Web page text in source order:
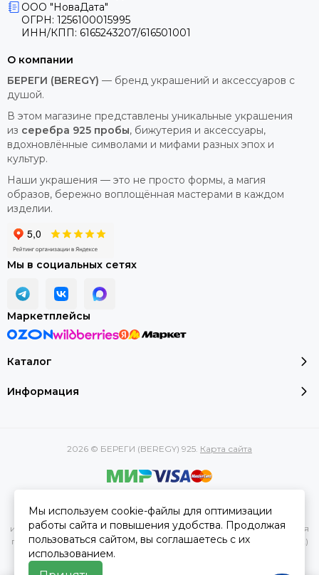
ООО "НоваДата"
ОГРН: 1256100015995
ИНН/КПП: 6165243207/616501001
Каталог
Информация
О компании
БЕРЕГИ (BEREGY) — бренд украшений и аксессуаров с
душой.
В этом магазине представлены уникальные украшения
из серебра 925 пробы, бижутерия и аксессуары,
вдохновлённые символами и мифами разных эпох и
культур.
Наши украшения — это не просто формы, а магия
образов, бережно воплощённая мастерами в каждом
изделии.
Мы в социальных сетях
Маркетплейсы
2026 © БЕРЕГИ (BEREGY) 925. Карта сайта
характеристик, стоимости товаров и услуг, носит
информационный характер и ни при каких условиях не является
публичной офертой, определяемой положениями Статьи 437(2)
Гражданского кодекса РФ.
Мы используем cookie-файлы для оптимизации
работы сайта и повышения удобства. Продолжая
пользоваться сайтом, вы соглашаетесь с их
использованием.